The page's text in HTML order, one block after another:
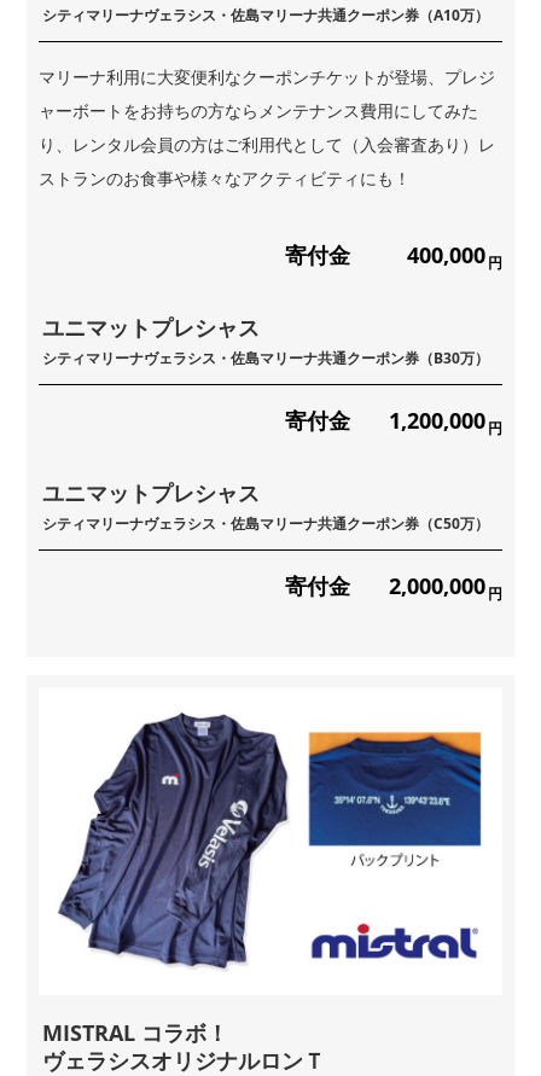
シティマリーナヴェラシス・佐島マリーナ共通クーポン券（A10万）
マリーナ利用に大変便利なクーポンチケットが登場、プレジ
ャーボートをお持ちの方ならメンテナンス費用にしてみた
り、レンタル会員の方はご利用代として（入会審査あり）レ
ストランのお食事や様々なアクティビティにも！
寄付金 400,000円
ユニマットプレシャス
シティマリーナヴェラシス・佐島マリーナ共通クーポン券（B30万）
寄付金 1,200,000円
ユニマットプレシャス
シティマリーナヴェラシス・佐島マリーナ共通クーポン券（C50万）
寄付金 2,000,000円
MISTRAL コラボ！
ヴェラシスオリジナルロンＴ